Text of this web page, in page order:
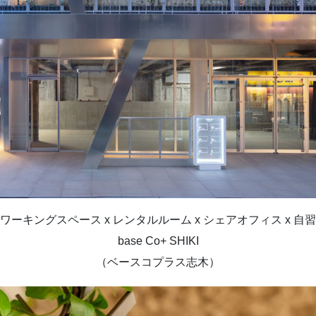
ーキングスペース x レンタルルーム x シェアオフィス x 自
base Co+ SHIKI
（ベースコプラス志木）